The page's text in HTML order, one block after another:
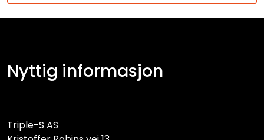
Nyttig informasjon
Triple-S AS